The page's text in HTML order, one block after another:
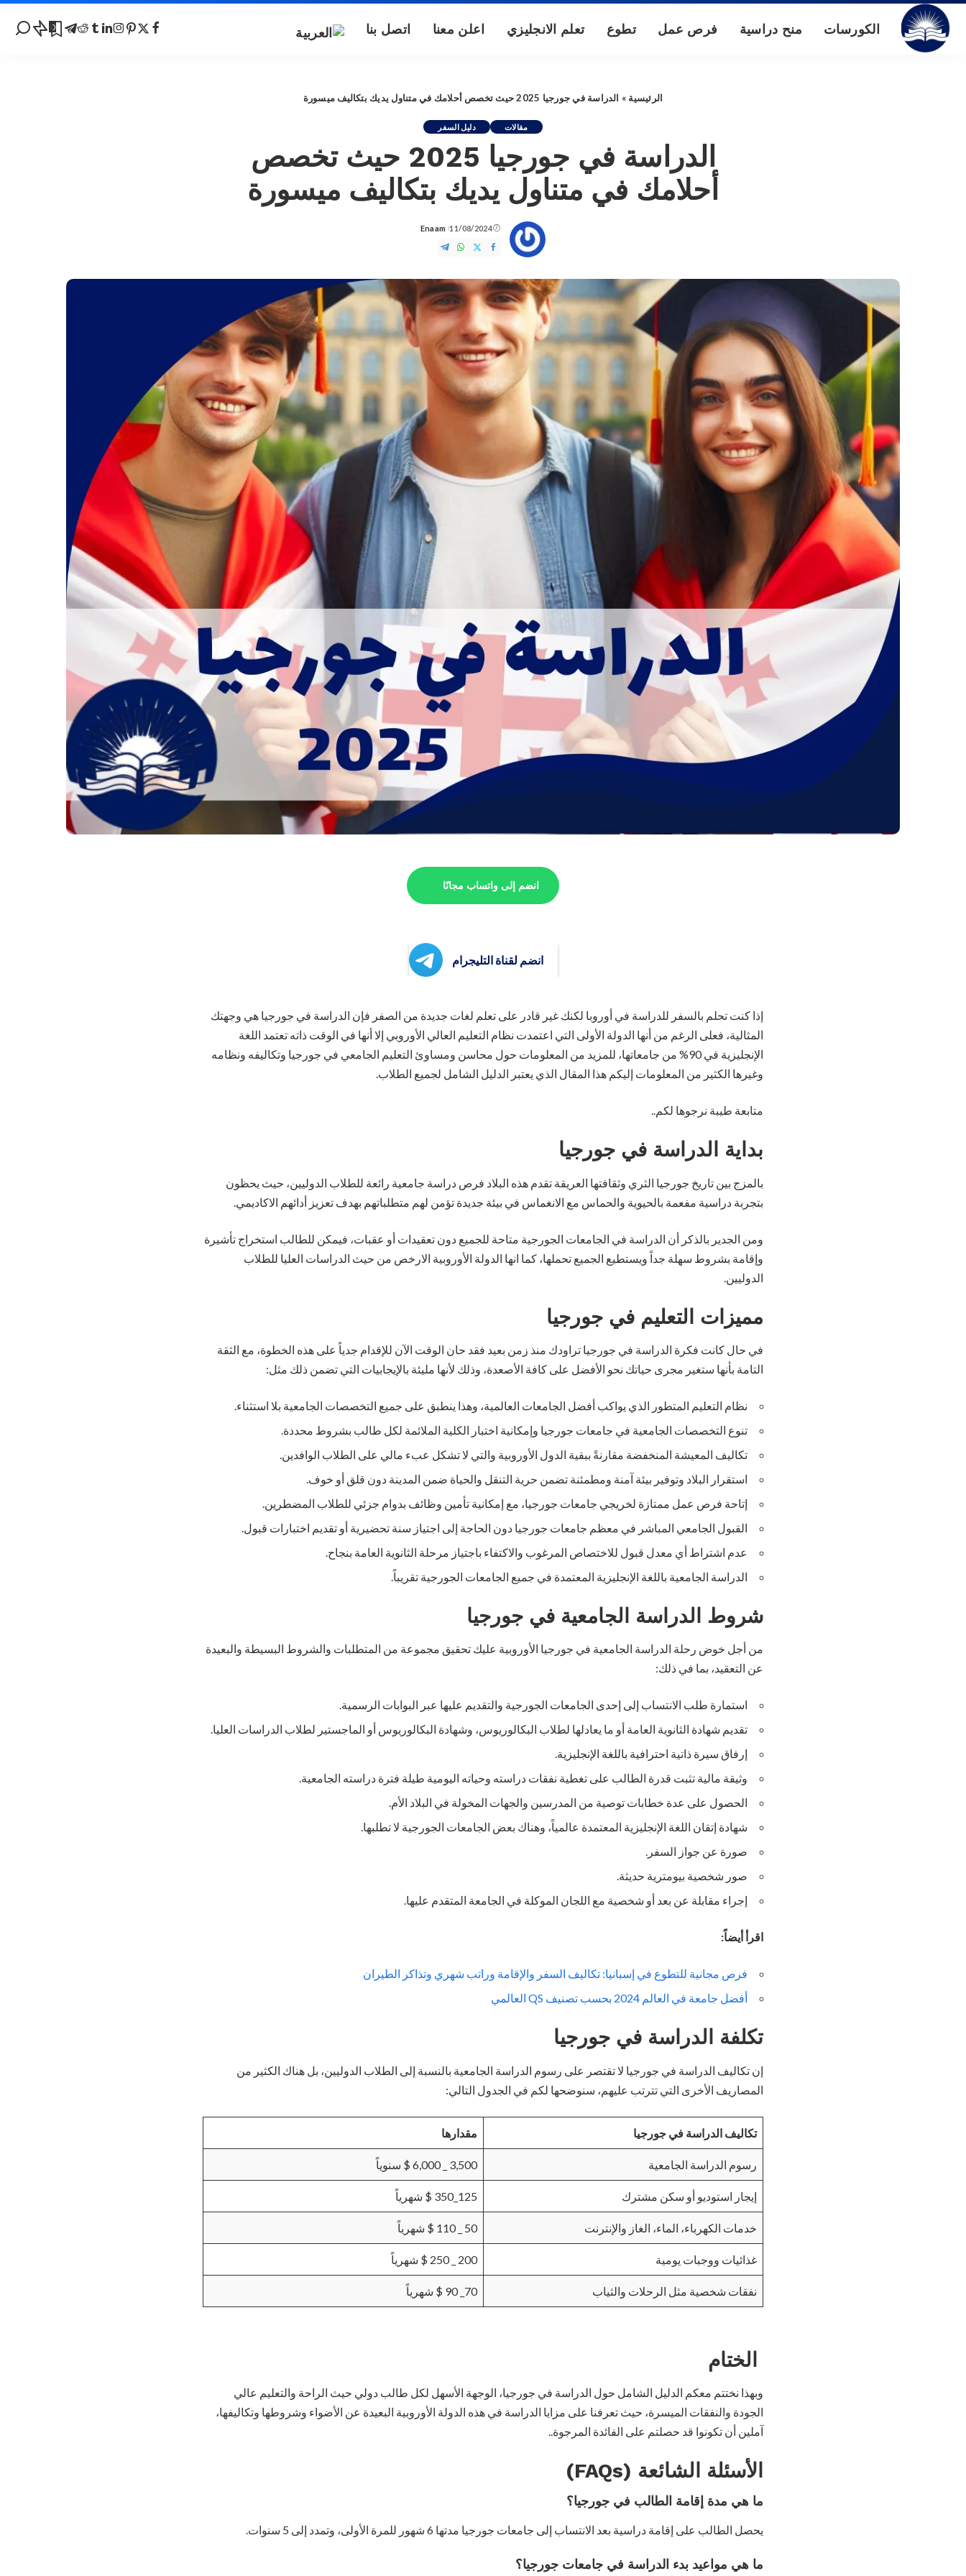
الكورسات منح دراسية فرص عمل تطوع تعلم الانجليزي اعلن معنا اتصل بنا 0
الرئيسية » الدراسة في جورجيا 2025 حيث تخصص أحلامك في متناول يديك بتكاليف ميسورة
مقالات دليل السفر
الدراسة في جورجيا 2025 حيث تخصص
أحلامك في متناول يديك بتكاليف ميسورة
11/08/2024
Posted
by
Enaam
انضم إلى واتساب مجانًا
انضم لقناة التليجرام
إذا كنت تحلم بالسفر للدراسة في أوروبا لكنك غير قادر على تعلم لغات جديدة من الصفر فإن الدراسة في جورجيا هي وجهتك
المثالية، فعلى الرغم من أنها الدولة الأولى التي اعتمدت نظام التعليم العالي الأوروبي إلا أنها في الوقت ذاته تعتمد اللغة
الإنجليزية في 90% من جامعاتها، للمزيد من المعلومات حول محاسن ومساوئ التعليم الجامعي في جورجيا وتكاليفه ونظامه
وغيرها الكثير من المعلومات إليكم هذا المقال الذي يعتبر الدليل الشامل لجميع الطلاب.
متابعة طيبة نرجوها لكم..
بداية الدراسة في جورجيا
بالمزج بين تاريخ جورجيا الثري وثقافتها العريقة تقدم هذه البلاد فرص دراسة جامعية رائعة للطلاب الدوليين، حيث يحظون
بتجربة دراسية مفعمة بالحيوية والحماس مع الانغماس في بيئة جديدة تؤمن لهم متطلباتهم بهدف تعزيز أدائهم الاكاديمي.
ومن الجدير بالذكر أن الدراسة في الجامعات الجورجية متاحة للجميع دون تعقيدات أو عقبات، فيمكن للطالب استخراج تأشيرة
وإقامة بشروط سهلة جداً ويستطيع الجميع تحملها، كما انها الدولة الأوروبية الارخص من حيث الدراسات العليا للطلاب
الدوليين.
مميزات التعليم في جورجيا
في حال كانت فكرة الدراسة في جورجيا تراودك منذ زمن بعيد فقد حان الوقت الآن للإقدام جدياً على هذه الخطوة، مع الثقة
التامة بأنها ستغير مجرى حياتك نحو الأفضل على كافة الأصعدة، وذلك لأنها مليئة بالإيجابيات التي تضمن ذلك مثل:
نظام التعليم المتطور الذي يواكب أفضل الجامعات العالمية، وهذا ينطبق على جميع التخصصات الجامعية بلا استثناء.
تنوع التخصصات الجامعية في جامعات جورجيا وإمكانية اختبار الكلية الملائمة لكل طالب بشروط محددة.
تكاليف المعيشة المنخفضة مقارنةً ببقية الدول الأوروبية والتي لا تشكل عبء مالي على الطلاب الوافدين.
استقرار البلاد وتوفير بيئة آمنة ومطمئنة تضمن حرية التنقل والحياة ضمن المدينة دون قلق أو خوف.
إتاحة فرص عمل ممتازة لخريجي جامعات جورجيا، مع إمكانية تأمين وظائف بدوام جزئي للطلاب المضطرين.
القبول الجامعي المباشر في معظم جامعات جورجيا دون الحاجة إلى اجتياز سنة تحضيرية أو تقديم اختبارات قبول.
عدم اشتراط أي معدل قبول للاختصاص المرغوب والاكتفاء باجتياز مرحلة الثانوية العامة بنجاح.
الدراسة الجامعية باللغة الإنجليزية المعتمدة في جميع الجامعات الجورجية تقريباً.
شروط الدراسة الجامعية في جورجيا
من أجل خوض رحلة الدراسة الجامعية في جورجيا الأوروبية عليك تحقيق مجموعة من المتطلبات والشروط البسيطة والبعيدة
عن التعقيد، بما في ذلك:
استمارة طلب الانتساب إلى إحدى الجامعات الجورجية والتقديم عليها عبر البوابات الرسمية.
تقديم شهادة الثانوية العامة أو ما يعادلها لطلاب البكالوريوس، وشهادة البكالوريوس أو الماجستير لطلاب الدراسات العليا.
إرفاق سيرة ذاتية احترافية باللغة الإنجليزية.
وثيقة مالية تثبت قدرة الطالب على تغطية نفقات دراسته وحياته اليومية طيلة فترة دراسته الجامعية.
الحصول على عدة خطابات توصية من المدرسين والجهات المخولة في البلاد الأم.
شهادة إتقان اللغة الإنجليزية المعتمدة عالمياً، وهناك بعض الجامعات الجورجية لا تطلبها.
صورة عن جواز السفر.
صور شخصية بيومترية حديثة.
إجراء مقابلة عن بعد أو شخصية مع اللجان الموكلة في الجامعة المتقدم عليها.
اقرأ أيضاً:
فرص مجانية للتطوع في إسبانيا: تكاليف السفر والإقامة وراتب شهري وتذاكر الطيران
أفضل جامعة في العالم 2024 بحسب تصنيف QS العالمي
تكلفة الدراسة في جورجيا
إن تكاليف الدراسة في جورجيا لا تقتصر على رسوم الدراسة الجامعية بالنسبة إلى الطلاب الدوليين، بل هناك الكثير من
المصاريف الأخرى التي تترتب عليهم، سنوضحها لكم في الجدول التالي:
تكاليف الدراسة في جورجيا مقدارها
رسوم الدراسة الجامعية 3,500 _ 6,000 $ سنوياً
إيجار استوديو أو سكن مشترك 125_350 $ شهرياً
خدمات الكهرباء، الماء، الغاز والإنترنت 50 _ 110 $ شهرياً
غذائيات ووجبات يومية 200 _ 250 $ شهرياً
نفقات شخصية مثل الرحلات والثياب 70_ 90 $ شهرياً
الختام
وبهذا نختتم معكم الدليل الشامل حول الدراسة في جورجيا، الوجهة الأسهل لكل طالب دولي حيث الراحة والتعليم عالي
الجودة والنفقات الميسرة، حيث تعرفنا على مزايا الدراسة في هذه الدولة الأوروبية البعيدة عن الأضواء وشروطها وتكاليفها،
آملين أن تكونوا قد حصلتم على الفائدة المرجوة..
الأسئلة الشائعة (FAQs)
ما هي مدة إقامة الطالب في جورجيا؟
يحصل الطالب على إقامة دراسية بعد الانتساب إلى جامعات جورجيا مدتها 6 شهور للمرة الأولى، وتمدد إلى 5 سنوات.
ما هي مواعيد بدء الدراسة في جامعات جورجيا؟